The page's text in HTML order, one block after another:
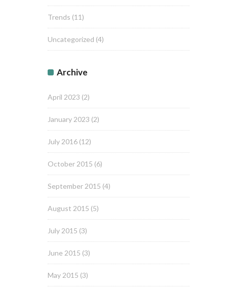
Trends (11)
Uncategorized (4)
Archive
April 2023 (2)
January 2023 (2)
July 2016 (12)
October 2015 (6)
September 2015 (4)
August 2015 (5)
July 2015 (3)
June 2015 (3)
May 2015 (3)